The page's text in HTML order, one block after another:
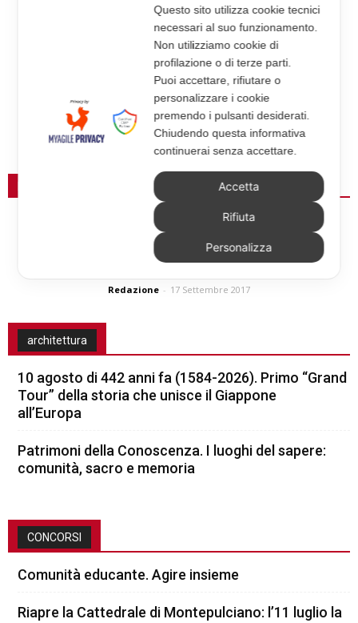
“Francia. Chiese verdi per il dialogo ecumenico”. La
Stampa
Redazione - 17 Settembre 2017
architettura
10 agosto di 442 anni fa (1584-2026). Primo “Grand
Tour” della storia che unisce il Giappone
all’Europa
Patrimoni della Conoscenza. I luoghi del sapere:
comunità, sacro e memoria
CONCORSI
Comunità educante. Agire insieme
Riapre la Cattedrale di Montepulciano: l’11 luglio la
Questo sito utilizza cookie tecnici
necessari al suo funzionamento.
Non utilizziamo cookie di
profilazione o di terze parti.
Puoi accettare, rifiutare o
personalizzare i cookie
premendo i pulsanti desiderati.
Chiudendo questa informativa
continuerai senza accettare.
Accetta
Rifiuta
Personalizza